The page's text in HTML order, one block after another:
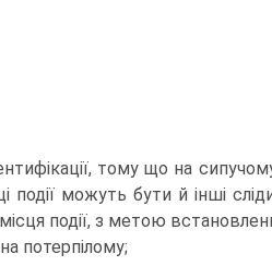
тому що на
події можуть бути й інші
події, з метою
потерпілому;